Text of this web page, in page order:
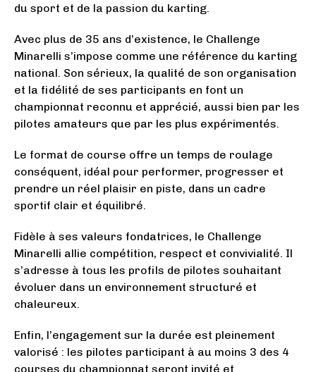
du sport et de la passion du karting.
Avec plus de 35 ans d’existence, le Challenge
Minarelli s’impose comme une référence du karting
national. Son sérieux, la qualité de son organisation
et la fidélité de ses participants en font un
championnat reconnu et apprécié, aussi bien par les
pilotes amateurs que par les plus expérimentés.
Le format de course offre un temps de roulage
conséquent, idéal pour performer, progresser et
prendre un réel plaisir en piste, dans un cadre
sportif clair et équilibré.
Fidèle à ses valeurs fondatrices, le Challenge
Minarelli allie compétition, respect et convivialité. Il
s’adresse à tous les profils de pilotes souhaitant
évoluer dans un environnement structuré et
chaleureux.
Enfin, l’engagement sur la durée est pleinement
valorisé : les pilotes participant à au moins 3 des 4
courses du championnat seront invité et